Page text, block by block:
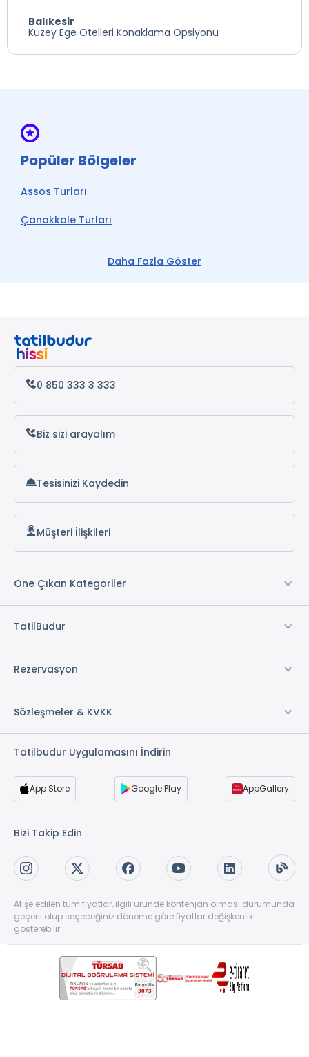
Balıkesir
Kuzey Ege Otelleri Konaklama Opsiyonu
Daha Fazla Göster
Popüler Bölgeler
Assos Turları
Çanakkale Turları
Foça Turları
Kuzey Ege Turları
0 850 333 3 333
Biz sizi arayalım
Tesisinizi Kaydedin
Müşteri İlişkileri
Öne Çıkan Kategoriler
TatilBudur
Rezervasyon
Sözleşmeler & KVKK
Tatilbudur Uygulamasını İndirin
App Store Google Play AppGallery
Bizi Takip Edin
Afişe edilen tüm fiyatlar, ilgili üründe kontenjan olması durumunda
geçerli olup seçeceğiniz döneme göre fiyatlar değişkenlik
gösterebilir.